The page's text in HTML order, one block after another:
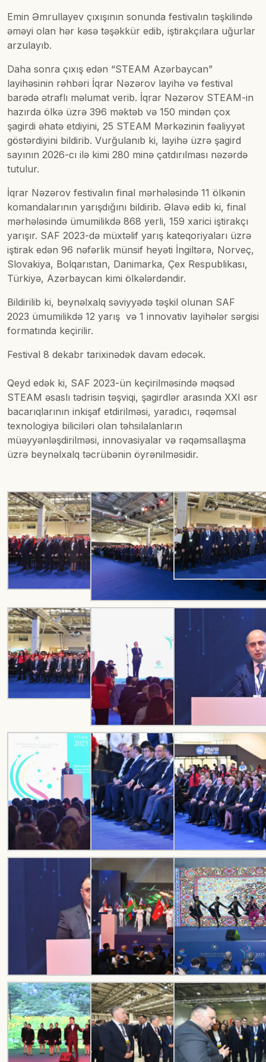
Emin Əmrullayev çıxışının sonunda festivalın təşkilində
əməyi olan hər kəsə təşəkkür edib, iştirakçılara uğurlar
arzulayıb.
Daha sonra çıxış edən “STEAM Azərbaycan”
layihəsinin rəhbəri İqrar Nəzərov layihə və festival
barədə ətraflı məlumat verib. İqrar Nəzərov STEAM-in
hazırda ölkə üzrə 396 məktəb və 150 mindən çox
şagirdi əhatə etdiyini, 25 STEAM Mərkəzinin fəaliyyət
göstərdiyini bildirib. Vurğulanıb ki, layihə üzrə şagird
sayının 2026-cı ilə kimi 280 minə çatdırılması nəzərdə
tutulur.
İqrar Nəzərov festivalın final mərhələsində 11 ölkənin
komandalarının yarışdığını bildirib. Əlavə edib ki, final
mərhələsində ümumilikdə 868 yerli, 159 xarici iştirakçı
yarışır. SAF 2023-də müxtəlif yarış kateqoriyaları üzrə
iştirak edən 96 nəfərlik münsif heyəti İngiltərə, Norveç,
Slovakiya, Bolqarıstan, Danimarka, Çex Respublikası,
Türkiyə, Azərbaycan kimi ölkələrdəndir.
Bildirilib ki, beynəlxalq səviyyədə təşkil olunan SAF
2023 ümumilikdə 12 yarış və 1 innovativ layihələr sərgisi
formatında keçirilir.
Festival 8 dekabr tarixinədək davam edəcək.
Qeyd edək ki, SAF 2023-ün keçirilməsində məqsəd
STEAM əsaslı tədrisin təşviqi, şagirdlər arasında XXI əsr
bacarıqlarının inkişaf etdirilməsi, yaradıcı, rəqəmsal
texnologiya biliciləri olan təhsilalanların
müəyyənləşdirilməsi, innovasiyalar və rəqəmsallaşma
üzrə beynəlxalq təcrübənin öyrənilməsidir.